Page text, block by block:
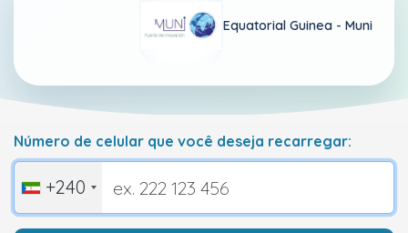
Equatorial Guinea - Muni
Número de celular que você deseja recarregar:
+240